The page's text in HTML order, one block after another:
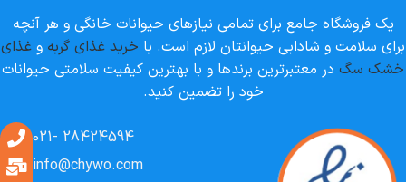
یک فروشگاه جامع برای تمامی نیازهای حیوانات خانگی و هر آنچه
برای سلامت و شادابی حیوانتان لازم است. با خرید غذای گربه و غذای
خشک سگ در معتبرترین برندها و با بهترین کیفیت سلامتی حیوانات
خود را تضمین کنید.
28424594 -021
info@chywo.com